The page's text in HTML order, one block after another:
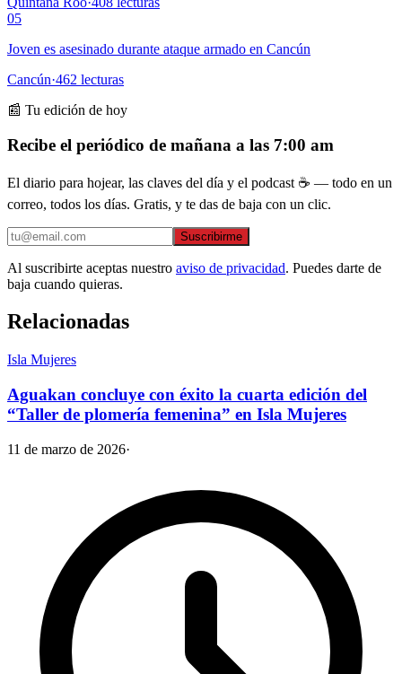
05
Joven es asesinado durante ataque armado en Cancún
Cancún·462 lecturas
📰 Tu edición de hoy
Recibe el periódico de mañana a las 7:00 am
El diario para hojear, las claves del día y el podcast ☕ — todo en un
correo, todos los días. Gratis, y te das de baja con un clic.
Suscribirme
Al suscribirte aceptas nuestro aviso de privacidad. Puedes darte de
baja cuando quieras.
Relacionadas
Isla Mujeres
Aguakan concluye con éxito la cuarta edición del
“Taller de plomería femenina” en Isla Mujeres
11 de marzo de 2026·